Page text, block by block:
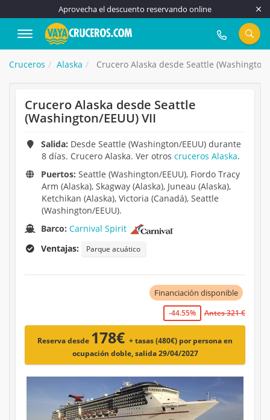
Aprovecha el descuento reservando online
917 815 555
Cruceros Alaska Crucero Alaska desde Seattle (Washington/
Crucero Alaska desde Seattle
(Washington/EEUU) VII
Salida: Desde Seattle (Washington/EEUU) durante
8 días. Crucero Alaska. Ver otros cruceros Alaska.
Puertos: Seattle (Washington/EEUU), Fiordo Tracy
Arm (Alaska), Skagway (Alaska), Juneau (Alaska),
Ketchikan (Alaska), Victoria (Canadá), Seattle
(Washington/EEUU).
Barco:Carnival Spirit
Ventajas:
Parque acuático
Financiación disponible
-44.55% Antes 321 €
Reserva desde 178€ + tasas (480€) por persona en
ocupación doble, salida 29/04/2027